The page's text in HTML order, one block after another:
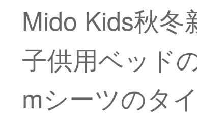
Mido Kids秋
子供用ベッド
mシーツのタ